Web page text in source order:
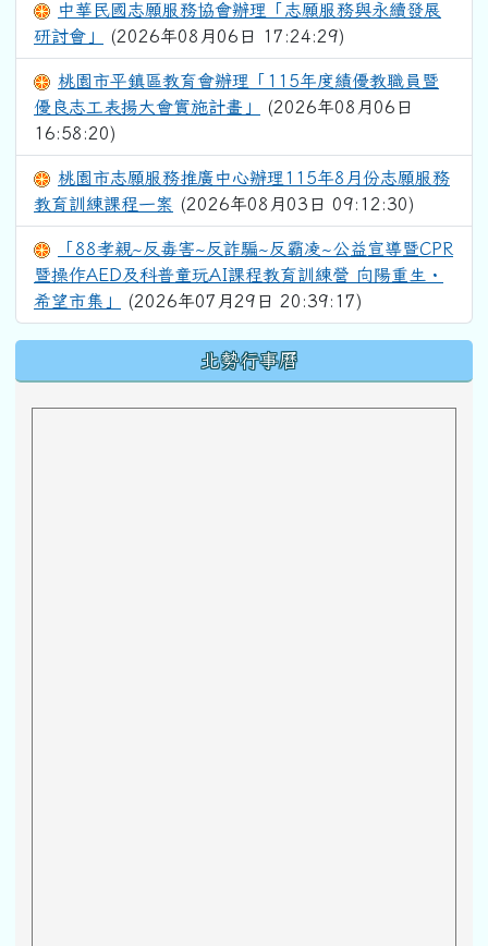
中華民國志願服務協會辦理「志願服務與永續發展
研討會」
(2026年08月06日 17:24:29)
桃園市平鎮區教育會辦理「115年度績優教職員暨
優良志工表揚大會實施計畫」
(2026年08月06日
16:58:20)
桃園市志願服務推廣中心辦理115年8月份志願服務
教育訓練課程一案 (2026年08月03日 09:12:30)
「88孝親~反毒害~反詐騙~反霸凌~公益宣導暨CPR
暨操作AED及科普童玩AI課程教育訓練營 向陽重生・
希望市集」
(2026年07月29日 20:39:17)
下中區域內容
北勢行事曆